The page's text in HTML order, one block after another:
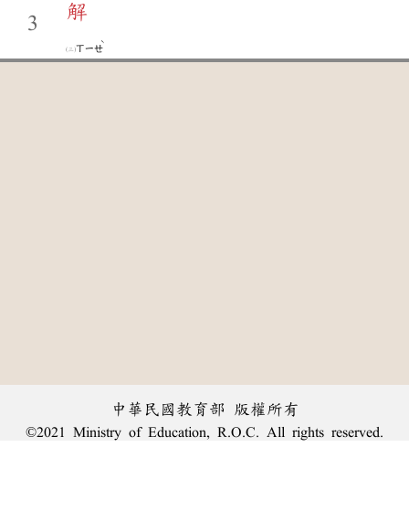
3
解
ㄒㄧㄝ
ˋ
中華民國教育部 版權所有
©2021 Ministry of Education, R.O.C. All rights reserved.